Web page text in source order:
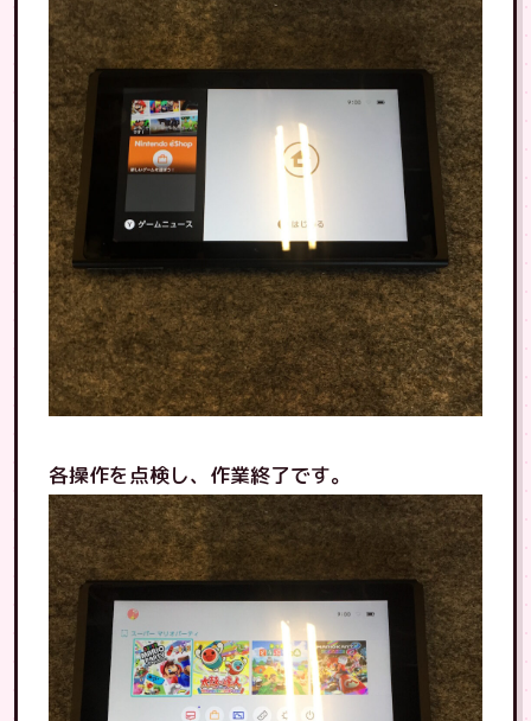
各操作を点検し、作業終了です。